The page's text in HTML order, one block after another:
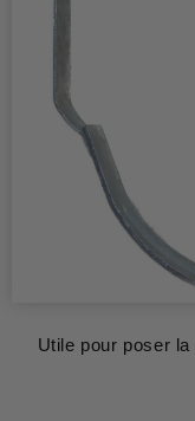
Utile pour poser la